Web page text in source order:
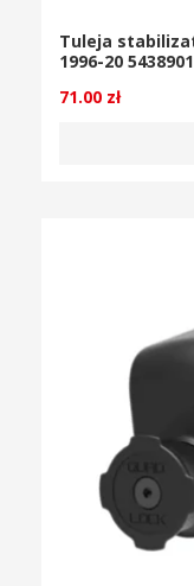
Tuleja
1996-20 5438901
71.00 zł